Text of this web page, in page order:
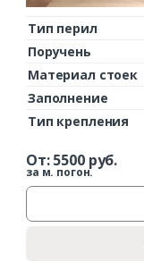
Тип перил
Поручень
Материал стоек
Заполнение
Тип крепления
От:5500руб.
за м. погон.